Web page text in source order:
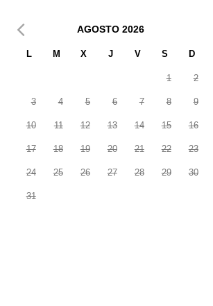
AGOSTO 2026
L M X J V S D
1 2
3 4 5 6 7 8 9
10 11 12 13 14 15 16
17 18 19 20 21 22 23
24 25 26 27 28 29 30
31